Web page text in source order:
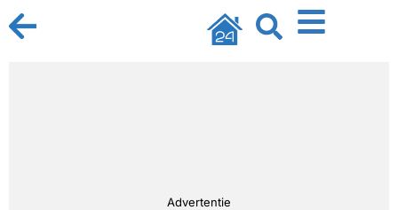
Advertentie